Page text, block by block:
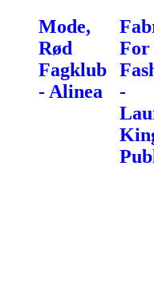
Mode,
Rød
Fagklub
- Alinea
For
-